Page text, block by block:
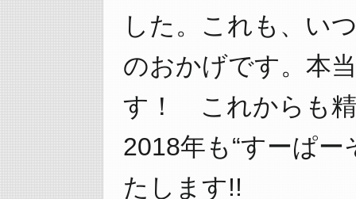
した。これも、い
のおかげです。本
す！ これからも
2018年も“すーぱ
たします!!